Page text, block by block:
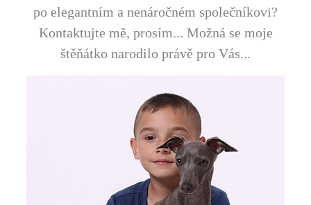
po elegantním a nenáročném společníkovi?
Kontaktujte mě, prosím... Možná se moje
štěňátko narodilo právě pro Vás...